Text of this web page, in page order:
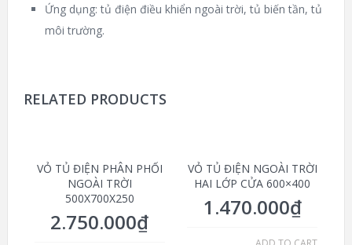
Ứng dụng: tủ điện điều khiển ngoài trời, tủ biến tần, tủ
môi trường.
RELATED PRODUCTS
VỎ TỦ ĐIỆN PHÂN PHỐI
NGOÀI TRỜI
500X700X250
2.750.000₫
VỎ TỦ ĐIỆN NGOÀI TRỜI
HAI LỚP CỬA 600×400
1.470.000₫